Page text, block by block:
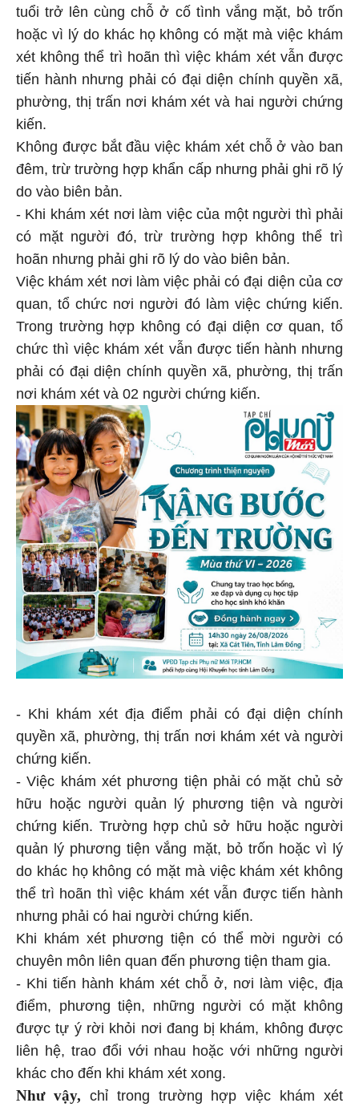
tuổi trở lên cùng chỗ ở cố tình vắng mặt, bỏ trốn
hoặc vì lý do khác họ không có mặt mà việc khám
xét không thể trì hoãn thì việc khám xét vẫn được
tiến hành nhưng phải có đại diện chính quyền xã,
phường, thị trấn nơi khám xét và hai người chứng
kiến.
Không được bắt đầu việc khám xét chỗ ở vào ban
đêm, trừ trường hợp khẩn cấp nhưng phải ghi rõ lý
do vào biên bản.
- Khi khám xét nơi làm việc của một người thì phải
có mặt người đó, trừ trường hợp không thể trì
hoãn nhưng phải ghi rõ lý do vào biên bản.
Việc khám xét nơi làm việc phải có đại diện của cơ
quan, tổ chức nơi người đó làm việc chứng kiến.
Trong trường hợp không có đại diện cơ quan, tổ
chức thì việc khám xét vẫn được tiến hành nhưng
phải có đại diện chính quyền xã, phường, thị trấn
nơi khám xét và 02 người chứng kiến.
- Khi khám xét địa điểm phải có đại diện chính
quyền xã, phường, thị trấn nơi khám xét và người
chứng kiến.
- Việc khám xét phương tiện phải có mặt chủ sở
hữu hoặc người quản lý phương tiện và người
chứng kiến. Trường hợp chủ sở hữu hoặc người
quản lý phương tiện vắng mặt, bỏ trốn hoặc vì lý
do khác họ không có mặt mà việc khám xét không
thể trì hoãn thì việc khám xét vẫn được tiến hành
nhưng phải có hai người chứng kiến.
Khi khám xét phương tiện có thể mời người có
chuyên môn liên quan đến phương tiện tham gia.
- Khi tiến hành khám xét chỗ ở, nơi làm việc, địa
điểm, phương tiện, những người có mặt không
được tự ý rời khỏi nơi đang bị khám, không được
liên hệ, trao đổi với nhau hoặc với những người
khác cho đến khi khám xét xong.
Như vậy, chỉ trong trường hợp việc khám xét